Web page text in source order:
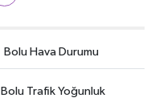
Bolu Hava Durumu
Bolu Trafik Yoğunluk